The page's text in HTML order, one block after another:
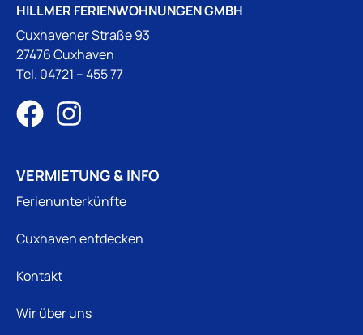
HILLMER FERIENWOHNUNGEN GMBH
Cuxhavener Straße 93
27476 Cuxhaven
Tel. 04721 – 455 77
VERMIETUNG & INFO
Ferienunterkünfte
Cuxhaven entdecken
Kontakt
Wir über uns